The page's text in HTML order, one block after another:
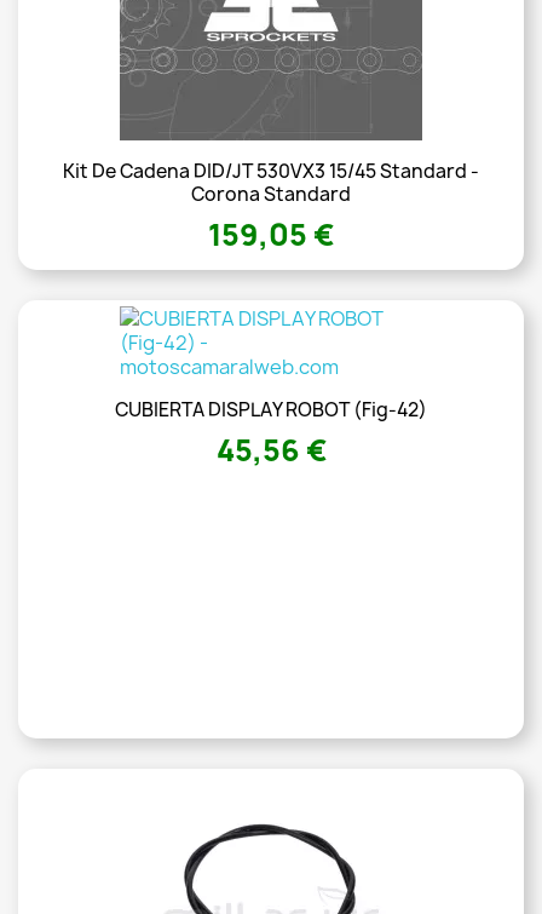
Kit De Cadena DID/JT 530VX3 15/45 Standard -
Corona Standard
159,05 €
CUBIERTA DISPLAY ROBOT (Fig-42)
45,56 €